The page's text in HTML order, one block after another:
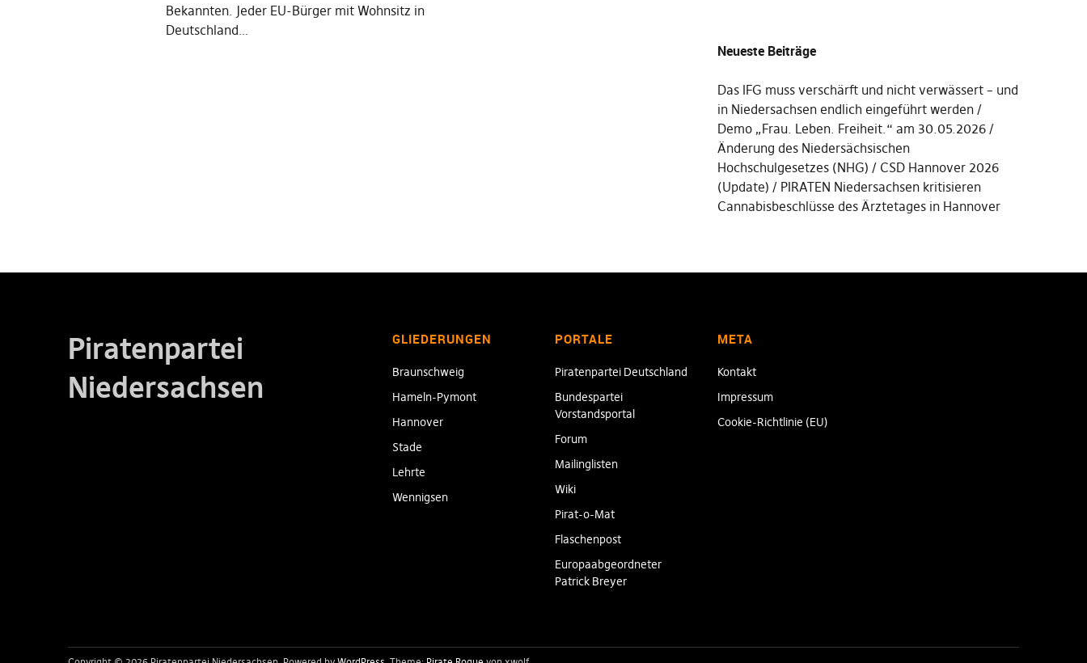
Bekannten. Jeder EU-Bürger mit Wohnsitz in
Deutschland…
Neueste Beiträge
Das IFG muss verschärft und nicht verwässert – und
in Niedersachsen endlich eingeführt werden
Demo „Frau. Leben. Freiheit.“ am 30.05.2026
Änderung des Niedersächsischen
Hochschulgesetzes (NHG)
CSD Hannover 2026
(Update)
PIRATEN Niedersachsen kritisieren
Cannabisbeschlüsse des Ärztetages in Hannover
Piratenpartei
Niedersachsen
GLIEDERUNGEN
Braunschweig
Hameln-Pymont
Hannover
Stade
Lehrte
Wennigsen
PORTALE
Piratenpartei Deutschland
Bundespartei
Vorstandsportal
Forum
Mailinglisten
Wiki
Pirat-o-Mat
Flaschenpost
Europaabgeordneter
Patrick Breyer
META
Kontakt
Impressum
Cookie-Richtlinie (EU)